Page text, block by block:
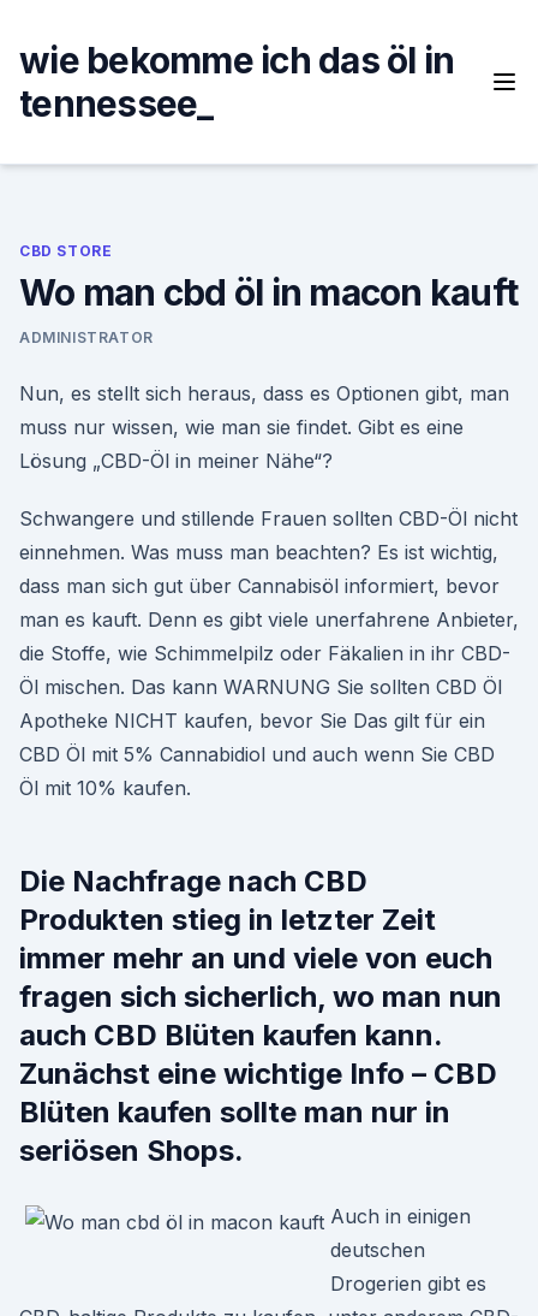
content
wie bekomme ich das öl in
tennessee_
CBD STORE
Wo man cbd öl in macon kauft
ADMINISTRATOR
Nun, es stellt sich heraus, dass es Optionen gibt, man
muss nur wissen, wie man sie findet. Gibt es eine
Lösung „CBD-Öl in meiner Nähe“?
Schwangere und stillende Frauen sollten CBD-Öl nicht
einnehmen. Was muss man beachten? Es ist wichtig,
dass man sich gut über Cannabisöl informiert, bevor
man es kauft. Denn es gibt viele unerfahrene Anbieter,
die Stoffe, wie Schimmelpilz oder Fäkalien in ihr CBD-
Öl mischen. Das kann WARNUNG Sie sollten CBD Öl
Apotheke NICHT kaufen, bevor Sie Das gilt für ein
CBD Öl mit 5% Cannabidiol und auch wenn Sie CBD
Öl mit 10% kaufen.
Die Nachfrage nach CBD
Produkten stieg in letzter Zeit
immer mehr an und viele von euch
fragen sich sicherlich, wo man nun
auch CBD Blüten kaufen kann.
Zunächst eine wichtige Info – CBD
Blüten kaufen sollte man nur in
seriösen Shops.
Auch in einigen
deutschen
Drogerien gibt es